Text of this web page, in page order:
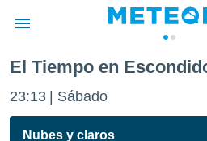
de
por
El Tiempo en
23:13 Sábado
Nubes y claros